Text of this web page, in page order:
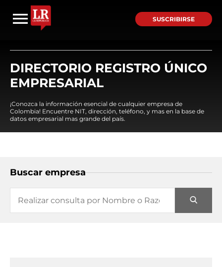
SUSCRIBIRSE
DIRECTORIO REGISTRO ÚNICO
EMPRESARIAL
¡Conozca la información esencial de cualquier empresa de
Colombia! Encuentre NIT, dirección, teléfono, y mas en la base de
datos empresarial mas grande del país.
Buscar empresa